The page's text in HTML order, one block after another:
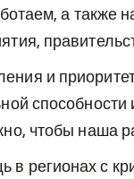
а также
и
чтобы наша
регионах с